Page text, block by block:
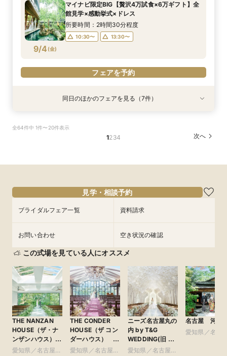
9/3(木)
所要時間：2時間30分程度
9/3(木)
10:30〜 13:30〜
9/3(木)
10:30〜 13:30〜
9/3(木)
10:30〜 13:30〜
9/3(木)
10:30〜 13:30〜
9/3(木)
12:00〜 15:00〜
9/3(木)
10:30〜 13:30〜
9/4 (金)
マイナビ限定BIG【贅沢4万試食×6万ギフト】全
館見学×感動挙式×ドレス
所要時間：2時間30分程度
10:30〜 13:30〜
フェアを予約
衣装試着 特典あり 動画あり
9/4
ケット付◆光と緑のチャペル×和牛ミシュラン試
10:30〜 13:30〜
フェアを予約
衣装試着 特典あり
9/4
験◎近江牛×海老含む豪華3万試食
フェアを予約
衣装試着 特典あり
9/4
る4つ会場＆演出×3万無料試食
フェアを予約
衣装試着 特典あり
9/4
食×会場案内◆クイック相談会
フェアを予約
衣装試着 特典あり
9/4
アットホームで親族も安心の親族婚
フェアを予約
衣装試着 特典あり
9/4
×見積もり相談 #日程・人数未定の相談も歓迎!
フェアを予約
衣装試着 特典あり
9/4
からご相談まで◎
フェアを予約
同日のほかのフェアを見る（7件）
全64件中 1件〜20件表示
1234 次へ
見学・相談予約
ブライダルフェア一覧 資料請求
お問い合わせ 空き状況の確認
この式場を見ている人にオススメ
THE NANZAN
HOUSE（ザ・ナ
ンザンハウス）
●Plan・Do・See
愛知県／名古屋
THE CONDER
HOUSE（ザ コン
ダーハウス）
●Plan・Do・See
愛知県／名古屋
ニーズ名古屋丸の
内 by T&G
WEDDING(旧 ト
リフォーリア
愛知県／名古屋
名古屋 河文
愛知県／名古